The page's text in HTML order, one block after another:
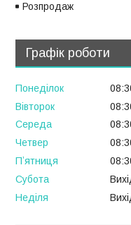
Розпродаж
Графік роботи
Понеділок
Вівторок
Середа
Четвер
Пʼятниця
Субота
Неділя